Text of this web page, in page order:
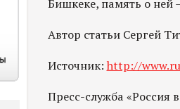
Бишкеке, память о ней
Автор статьи Сергей
Источник: http://
Пресс-служба «Россия